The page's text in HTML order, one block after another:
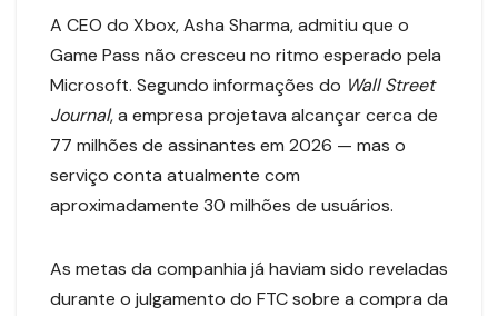
A CEO do Xbox, Asha Sharma, admitiu que o
Game Pass não cresceu no ritmo esperado pela
Microsoft. Segundo informações do Wall Street
Journal, a empresa projetava alcançar cerca de
77 milhões de assinantes em 2026 — mas o
serviço conta atualmente com
aproximadamente 30 milhões de usuários.
As metas da companhia já haviam sido reveladas
durante o julgamento do FTC sobre a compra da